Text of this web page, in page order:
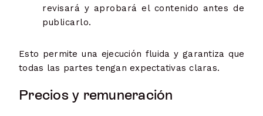
revisará y aprobará el contenido antes de
publicarlo.
Esto permite una ejecución fluida y garantiza que
todas las partes tengan expectativas claras.
Precios y remuneración